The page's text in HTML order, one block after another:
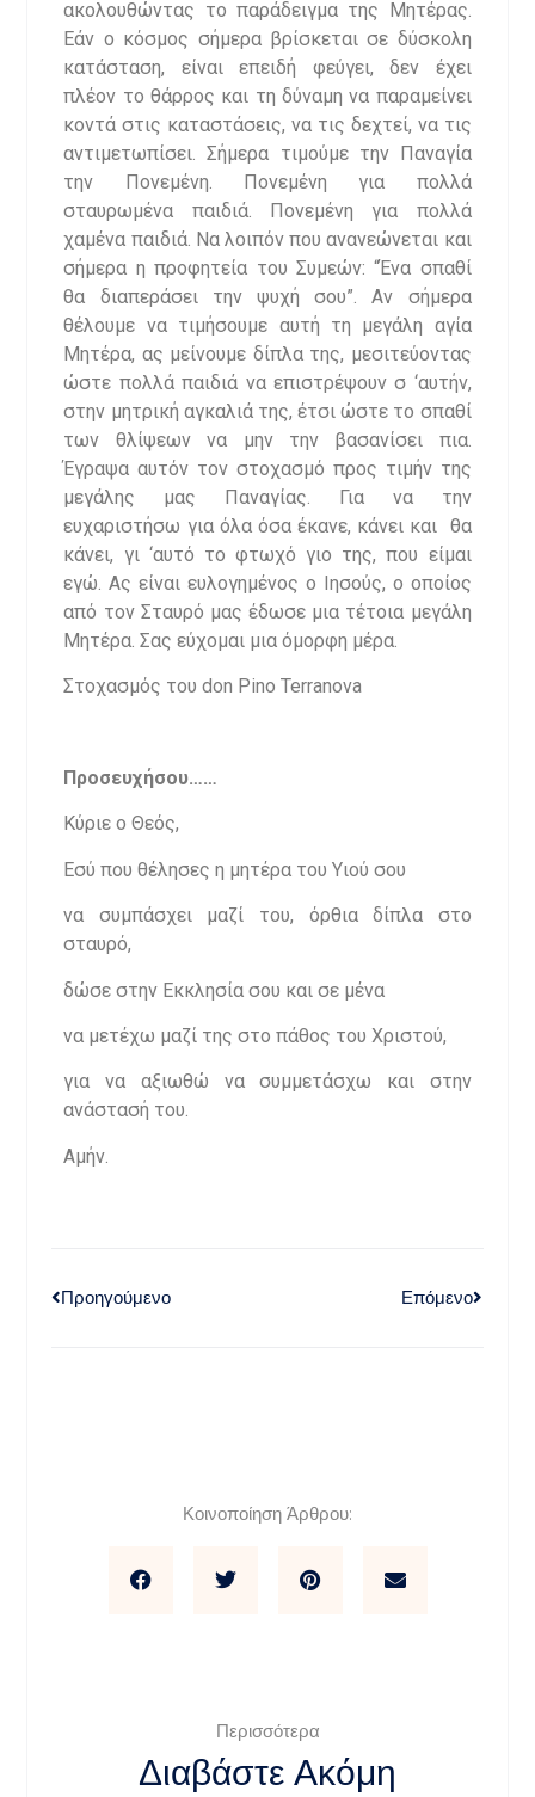
ακολουθώντας το παράδειγμα της Μητέρας.
Εάν ο κόσμος σήμερα βρίσκεται σε δύσκολη
κατάσταση, είναι επειδή φεύγει, δεν έχει
πλέον το θάρρος και τη δύναμη να παραμείνει
κοντά στις καταστάσεις, να τις δεχτεί, να τις
αντιμετωπίσει. Σήμερα τιμούμε την Παναγία
την Πονεμένη. Πονεμένη για πολλά
σταυρωμένα παιδιά. Πονεμένη για πολλά
χαμένα παιδιά. Να λοιπόν που ανανεώνεται και
σήμερα η προφητεία του Συμεών: “Ένα σπαθί
θα διαπεράσει την ψυχή σου”. Αν σήμερα
θέλουμε να τιμήσουμε αυτή τη μεγάλη αγία
Μητέρα, ας μείνουμε δίπλα της, μεσιτεύοντας
ώστε πολλά παιδιά να επιστρέψουν σ ‘αυτήν,
στην μητρική αγκαλιά της, έτσι ώστε το σπαθί
των θλίψεων να μην την βασανίσει πια.
Έγραψα αυτόν τον στοχασμό προς τιμήν της
μεγάλης μας Παναγίας. Για να την
ευχαριστήσω για όλα όσα έκανε, κάνει και θα
κάνει, γι ‘αυτό το φτωχό γιο της, που είμαι
εγώ. Ας είναι ευλογημένος ο Ιησούς, ο οποίος
από τον Σταυρό μας έδωσε μια τέτοια μεγάλη
Μητέρα. Σας εύχομαι μια όμορφη μέρα.
Στοχασμός του don Pino Terranova
Προσευχήσου……
Κύριε ο Θεός,
Εσύ που θέλησες η μητέρα του Υιού σου
να συμπάσχει μαζί του, όρθια δίπλα στο
σταυρό,
δώσε στην Εκκλησία σου και σε μένα
να μετέχω μαζί της στο πάθος του Χριστού,
για να αξιωθώ να συμμετάσχω και στην
ανάστασή του.
Αμήν.
Προηγούμενο Επόμενο
Κοινοποίηση Άρθρου:
Περισσότερα
Διαβάστε Ακόμη